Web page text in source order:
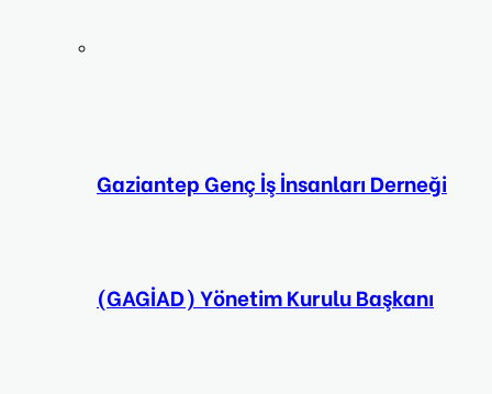
Gaziantep Genç İş İnsanları Derneği
(GAGİAD) Yönetim Kurulu Başkanı